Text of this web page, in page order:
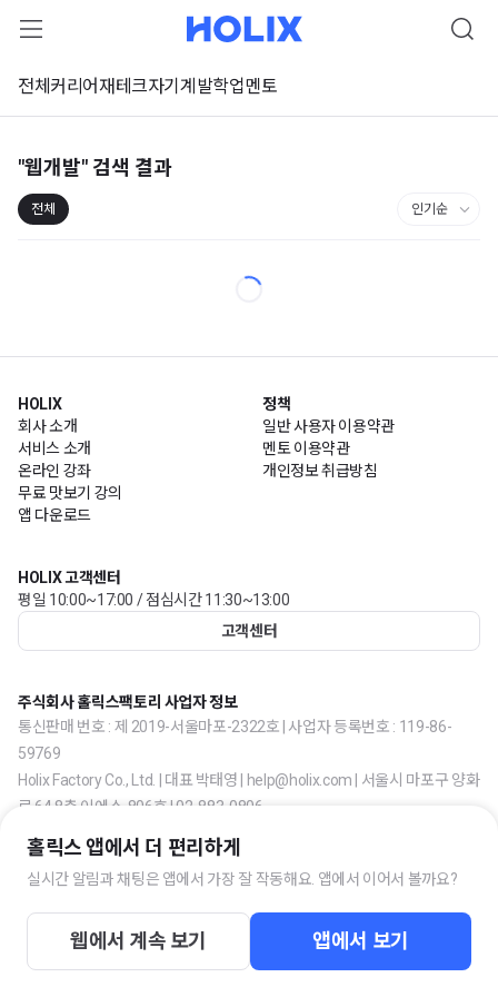
전체 커리어재테크자기계발학업멘토
"웹개발" 검색 결과
전체
HOLIX
회사 소개
서비스 소개
온라인 강좌
무료 맛보기 강의
앱 다운로드
정책
일반 사용자 이용약관
멘토 이용약관
개인정보 취급방침
HOLIX 고객센터
평일 10:00~17:00 / 점심시간 11:30~13:00
고객센터
주식회사 홀릭스팩토리 사업자 정보
통신판매 번호 : 제 2019-서울마포-2322호 | 사업자 등록번호 : 119-86-
59769
Holix Factory Co., Ltd. | 대표 박태영 | help@holix.com | 서울시 마포구 양화
로 64 8층 이에스-806호 | 02-883-0806
홀릭스 앱에서 더 편리하게
실시간 알림과 채팅은 앱에서 가장 잘 작동해요. 앱에서 이어서 볼까요?
웹에서 계속 보기 앱에서 보기